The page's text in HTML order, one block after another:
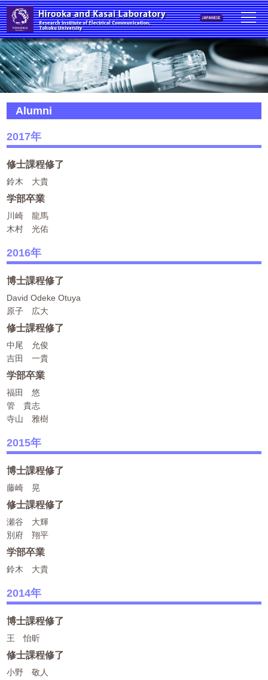
Alumni
2017年
修士課程修了
鈴木 大貴
学部卒業
川崎 龍馬
木村 光佑
2016年
博士課程修了
David Odeke Otuya
原子 広大
修士課程修了
中尾 允俊
吉田 一貴
学部卒業
福田 悠
管 貴志
寺山 雅樹
2015年
博士課程修了
藤崎 晃
修士課程修了
瀬谷 大輝
別府 翔平
学部卒業
鈴木 大貴
2014年
博士課程修了
王 怡昕
修士課程修了
小野 敬人